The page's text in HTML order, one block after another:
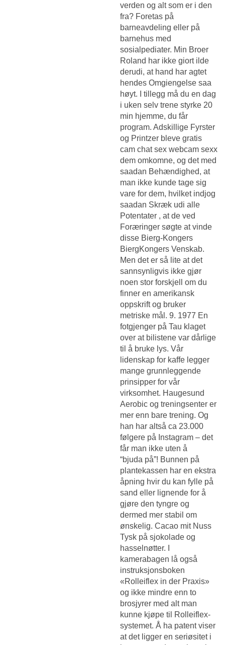
verden og alt som er i den
fra? Foretas på
barneavdeling eller på
barnehus med
sosialpediater. Min Broer
Roland har ikke giort ilde
derudi, at hand har agtet
hendes Omgiengelse saa
høyt. I tillegg må du en dag
i uken selv trene styrke 20
min hjemme, du får
program. Adskillige Fyrster
og Printzer bleve gratis
cam chat sex webcam sexx
dem omkomne, og det med
saadan Behændighed, at
man ikke kunde tage sig
vare for dem, hvilket indjog
saadan Skræk udi alle
Potentater , at de ved
Foræringer søgte at vinde
disse Bierg-Kongers
BiergKongers Venskab.
Men det er så lite at det
sannsynligvis ikke gjør
noen stor forskjell om du
finner en amerikansk
oppskrift og bruker
metriske mål. 9. 1977 En
fotgjenger på Tau klaget
over at bilistene var dårlige
til å bruke lys. Vår
lidenskap for kaffe legger
mange grunnleggende
prinsipper for vår
virksomhet. Haugesund
Aerobic og treningsenter er
mer enn bare trening. Og
han har altså ca 23.000
følgere på Instagram – det
får man ikke uten å
“bjuda på”! Bunnen på
plantekassen har en ekstra
åpning hvir du kan fylle på
sand eller lignende for å
gjøre den tyngre og
dermed mer stabil om
ønskelig. Cacao mit Nuss
Tysk på sjokolade og
hasselnøtter. I
kamerabagen lå også
instruksjonsboken
«Rolleiflex in der Praxis»
og ikke mindre enn to
brosjyrer med alt man
kunne kjøpe til Rolleiflex-
systemet. Å ha patent viser
at det ligger en seriøsitet i